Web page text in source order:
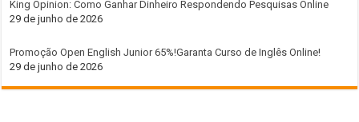
King Opinion: Como Ganhar Dinheiro Respondendo Pesquisas Online
29 de junho de 2026
Promoção Open English Junior 65%!Garanta Curso de Inglês Online!
29 de junho de 2026